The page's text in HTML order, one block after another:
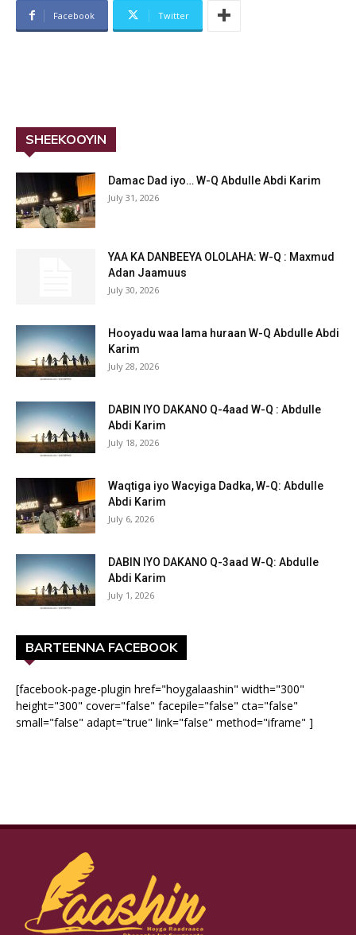
Facebook Twitter
SHEEKOOYIN
Damac Dad iyo… W-Q Abdulle Abdi Karim
July 31, 2026
YAA KA DANBEEYA OLOLAHA: W-Q : Maxmud
Adan Jaamuus
July 30, 2026
Hooyadu waa lama huraan W-Q Abdulle Abdi
Karim
July 28, 2026
DABIN IYO DAKANO Q-4aad W-Q : Abdulle
Abdi Karim
July 18, 2026
Waqtiga iyo Wacyiga Dadka, W-Q: Abdulle
Abdi Karim
July 6, 2026
DABIN IYO DAKANO Q-3aad W-Q: Abdulle
Abdi Karim
July 1, 2026
BARTEENNA FACEBOOK
[facebook-page-plugin href="hoygalaashin" width="300"
height="300" cover="false" facepile="false" cta="false"
small="false" adapt="true" link="false" method="iframe" ]